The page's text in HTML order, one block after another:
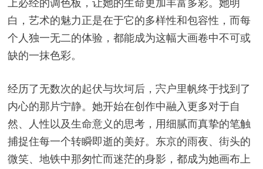
白，艺术的魅力正是在于它的多样性和包容性，而每
个人独一无二的体验，都能成为这幅大画卷中不可或
缺的一抹色彩。
经历了无数次的起伏与坎坷后，宍户里帆终于找到了
内心的那片宁静。她开始在创作中融入更多对于自
然、人性以及生命意义的思考，用细腻而真挚的笔触
捕捉住每一个转瞬即逝的美好。东京的雨夜、街头的
微笑、地铁中那匆忙而迷茫的身影，都成为她画布上